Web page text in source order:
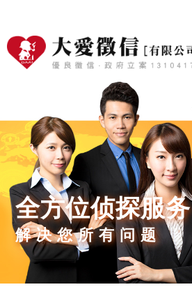
全方位侦探服务
解决您所有问题